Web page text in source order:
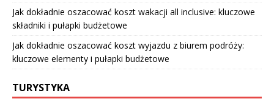
Jak dokładnie oszacować koszt wakacji all inclusive: kluczowe
składniki i pułapki budżetowe
Jak dokładnie oszacować koszt wyjazdu z biurem podróży:
kluczowe elementy i pułapki budżetowe
TURYSTYKA